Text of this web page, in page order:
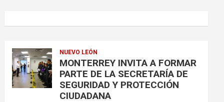
NUEVO LEÓN
MONTERREY INVITA A FORMAR
PARTE DE LA SECRETARÍA DE
SEGURIDAD Y PROTECCIÓN
CIUDADANA